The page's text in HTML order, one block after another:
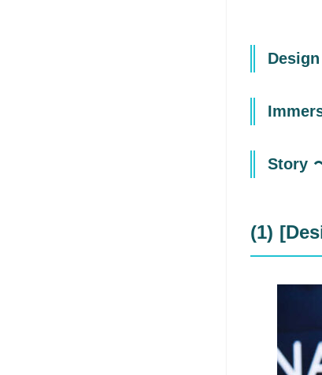
Design
Story
(1)